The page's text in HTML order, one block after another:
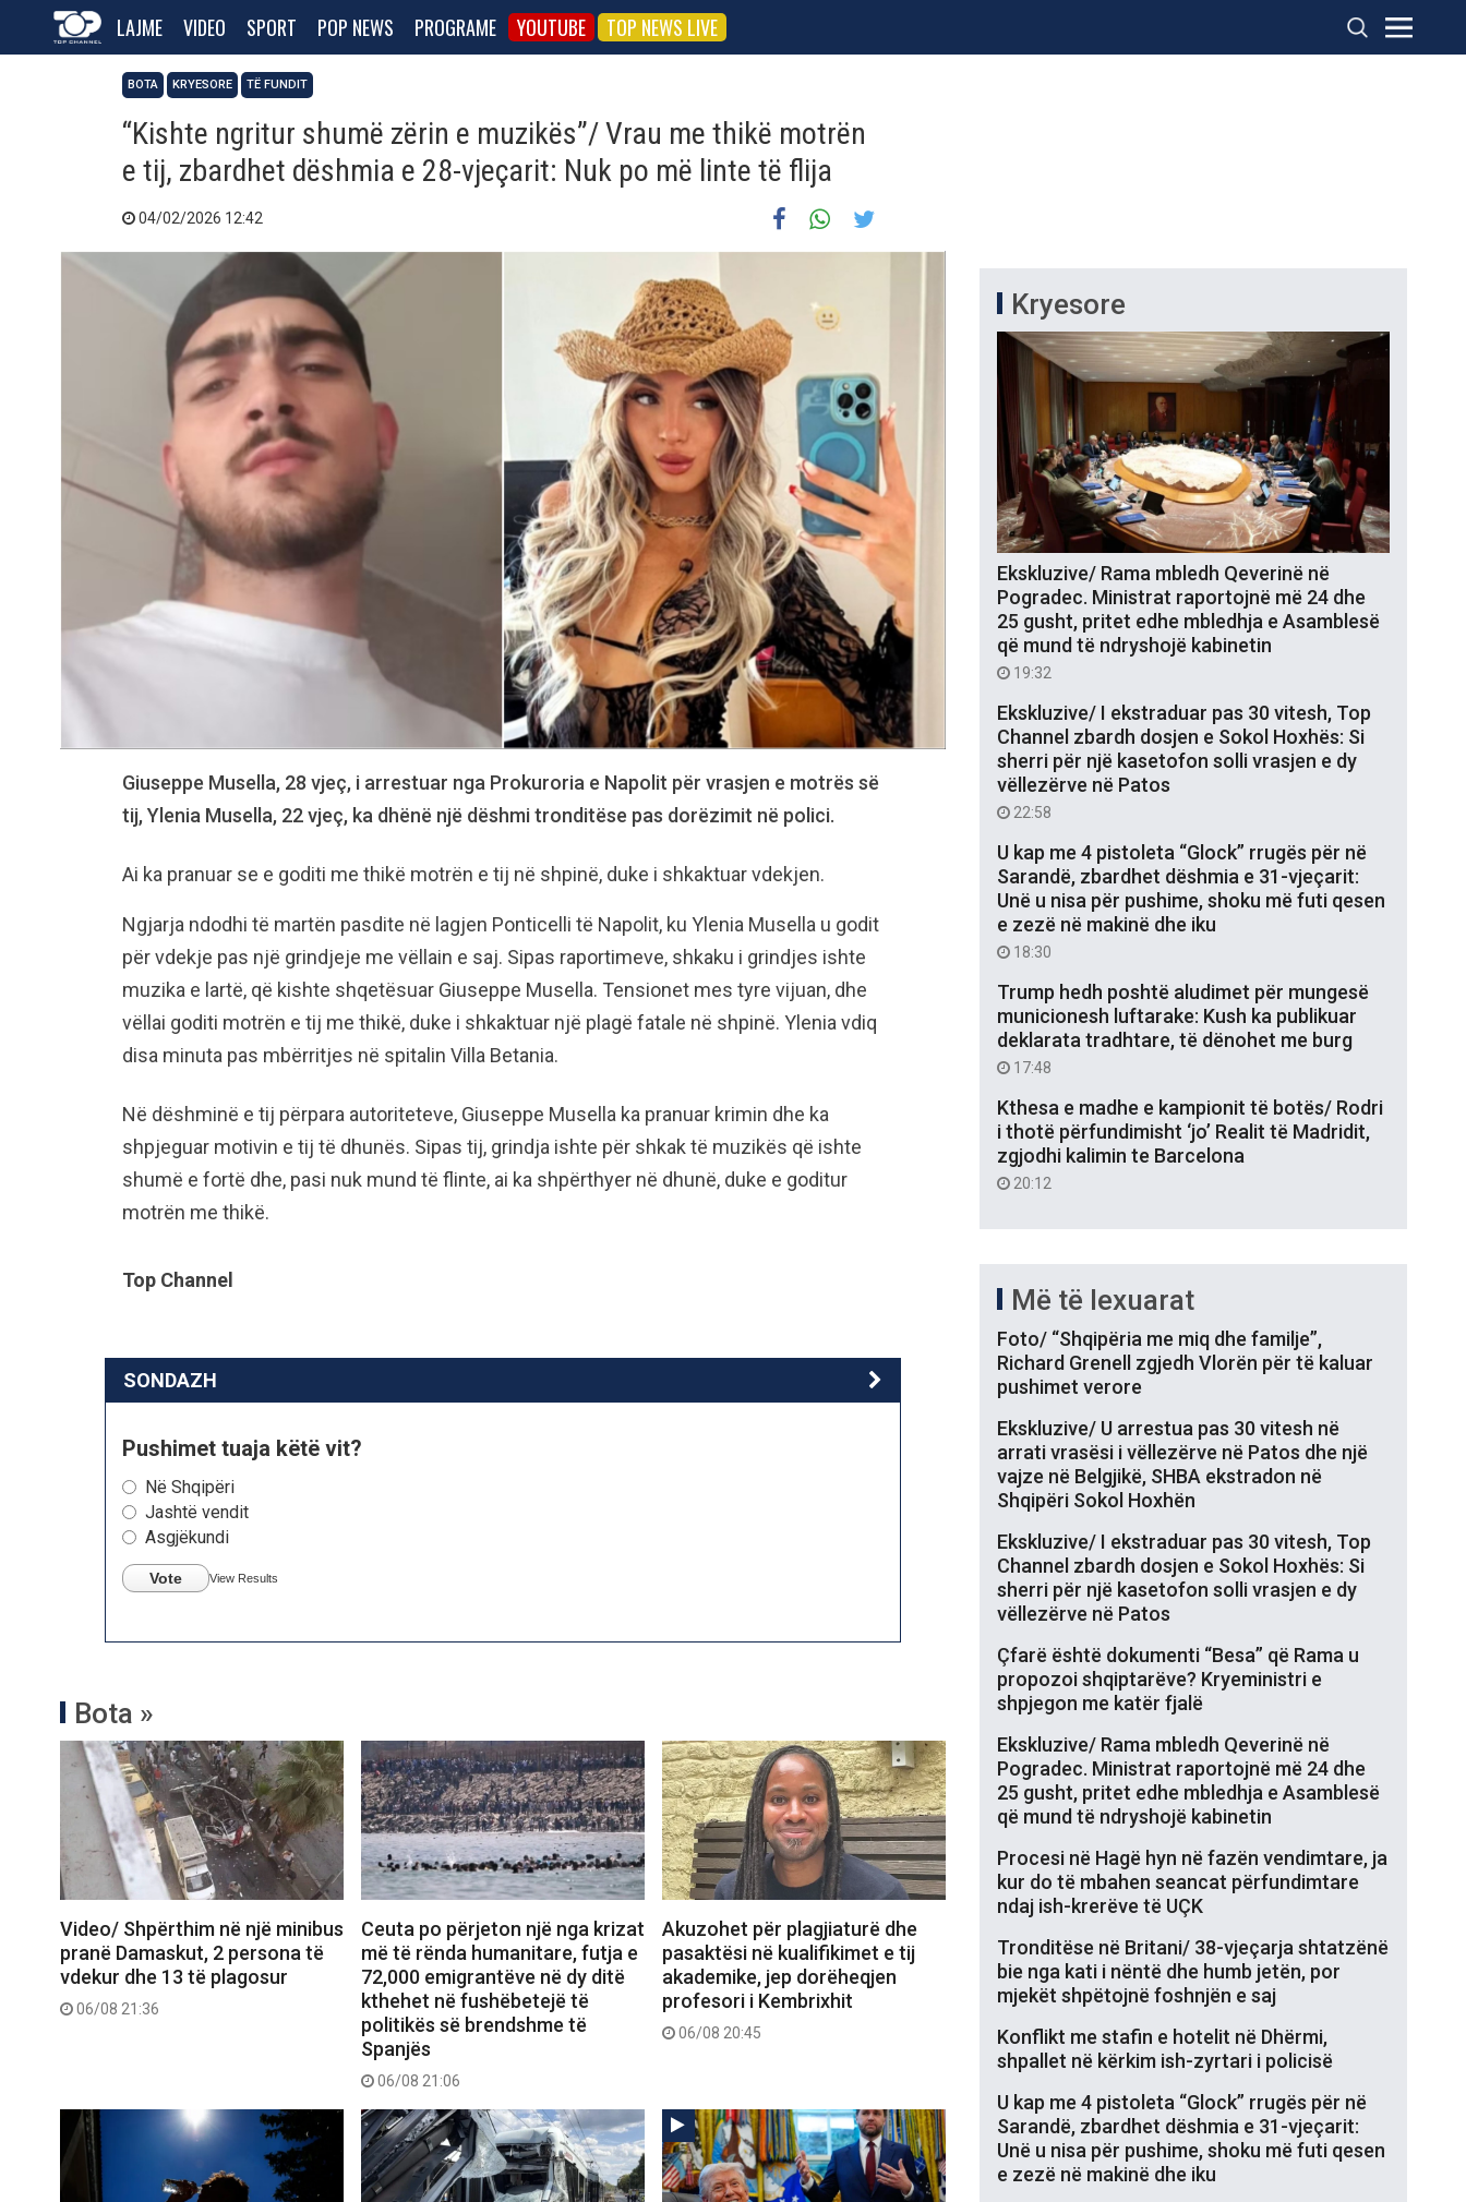
LAJME VIDEO SPORT POP NEWS PROGRAME YOUTUBE TOP NEWS LIVE
BOTA KRYESORE TË FUNDIT
“Kishte ngritur shumë zërin e muzikës”/ Vrau me thikë motrën
e tij, zbardhet dëshmia e 28-vjeçarit: Nuk po më linte të flija
04/02/2026 12:42
Giuseppe Musella, 28 vjeç, i arrestuar nga Prokuroria e Napolit për vrasjen e motrës së
tij, Ylenia Musella, 22 vjeç, ka dhënë një dëshmi tronditëse pas dorëzimit në polici.
Ai ka pranuar se e goditi me thikë motrën e tij në shpinë, duke i shkaktuar vdekjen.
Ngjarja ndodhi të martën pasdite në lagjen Ponticelli të Napolit, ku Ylenia Musella u godit
për vdekje pas një grindjeje me vëllain e saj. Sipas raportimeve, shkaku i grindjes ishte
muzika e lartë, që kishte shqetësuar Giuseppe Musella. Tensionet mes tyre vijuan, dhe
vëllai goditi motrën e tij me thikë, duke i shkaktuar një plagë fatale në shpinë. Ylenia vdiq
disa minuta pas mbërritjes në spitalin Villa Betania.
Në dëshminë e tij përpara autoriteteve, Giuseppe Musella ka pranuar krimin dhe ka
shpjeguar motivin e tij të dhunës. Sipas tij, grindja ishte për shkak të muzikës që ishte
shumë e fortë dhe, pasi nuk mund të flinte, ai ka shpërthyer në dhunë, duke e goditur
motrën me thikë.
Top Channel
SONDAZH
Pushimet tuaja këtë vit?
Në Shqipëri
Jashtë vendit
Asgjëkundi
Vote View Results
Bota »
Video/ Shpërthim në një minibus
pranë Damaskut, 2 persona të
vdekur dhe 13 të plagosur
06/08 21:36
Ceuta po përjeton një nga krizat
më të rënda humanitare, futja e
72,000 emigrantëve në dy ditë
kthehet në fushëbetejë të
politikës së brendshme të
Spanjës
06/08 21:06
Akuzohet për plagjiaturë dhe
pasaktësi në kualifikimet e tij
akademike, jep dorëheqjen
profesori i Kembrixhit
06/08 20:45
Kryesore
Ekskluzive/ Rama mbledh Qeverinë në
Pogradec. Ministrat raportojnë më 24 dhe
25 gusht, pritet edhe mbledhja e Asamblesë
që mund të ndryshojë kabinetin
19:32
Ekskluzive/ I ekstraduar pas 30 vitesh, Top
Channel zbardh dosjen e Sokol Hoxhës: Si
sherri për një kasetofon solli vrasjen e dy
vëllezërve në Patos
22:58
U kap me 4 pistoleta “Glock” rrugës për në
Sarandë, zbardhet dëshmia e 31-vjeçarit:
Unë u nisa për pushime, shoku më futi qesen
e zezë në makinë dhe iku
18:30
Trump hedh poshtë aludimet për mungesë
municionesh luftarake: Kush ka publikuar
deklarata tradhtare, të dënohet me burg
17:48
Kthesa e madhe e kampionit të botës/ Rodri
i thotë përfundimisht ‘jo’ Realit të Madridit,
zgjodhi kalimin te Barcelona
20:12
Më të lexuarat
Foto/ “Shqipëria me miq dhe familje”,
Richard Grenell zgjedh Vlorën për të kaluar
pushimet verore
Ekskluzive/ U arrestua pas 30 vitesh në
arrati vrasësi i vëllezërve në Patos dhe një
vajze në Belgjikë, SHBA ekstradon në
Shqipëri Sokol Hoxhën
Ekskluzive/ I ekstraduar pas 30 vitesh, Top
Channel zbardh dosjen e Sokol Hoxhës: Si
sherri për një kasetofon solli vrasjen e dy
vëllezërve në Patos
Çfarë është dokumenti “Besa” që Rama u
propozoi shqiptarëve? Kryeministri e
shpjegon me katër fjalë
Ekskluzive/ Rama mbledh Qeverinë në
Pogradec. Ministrat raportojnë më 24 dhe
25 gusht, pritet edhe mbledhja e Asamblesë
që mund të ndryshojë kabinetin
Procesi në Hagë hyn në fazën vendimtare, ja
kur do të mbahen seancat përfundimtare
ndaj ish-krerëve të UÇK
Tronditëse në Britani/ 38-vjeçarja shtatzënë
bie nga kati i nëntë dhe humb jetën, por
mjekët shpëtojnë foshnjën e saj
Konflikt me stafin e hotelit në Dhërmi,
shpallet në kërkim ish-zyrtari i policisë
U kap me 4 pistoleta “Glock” rrugës për në
Sarandë, zbardhet dëshmia e 31-vjeçarit:
Unë u nisa për pushime, shoku më futi qesen
e zezë në makinë dhe iku